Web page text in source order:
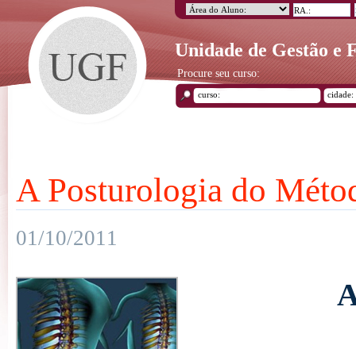
Unidade de Gestão e
Procure seu curso:
A Posturologia do
01/10/2011